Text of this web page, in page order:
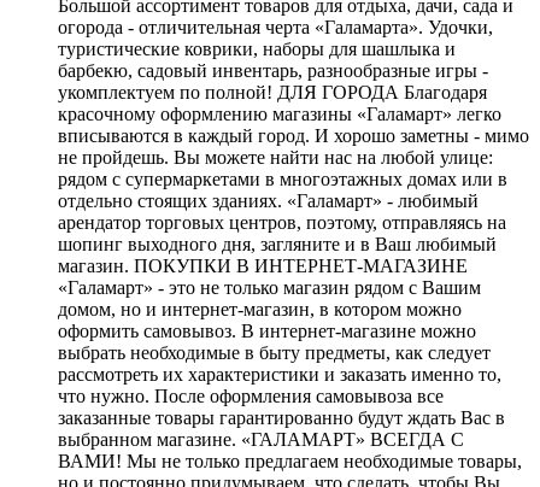
Большой ассортимент товаров для отдыха, дачи, сада и
огорода - отличительная черта «Галамарта». Удочки,
туристические коврики, наборы для шашлыка и
барбекю, садовый инвентарь, разнообразные игры -
укомплектуем по полной! ДЛЯ ГОРОДА Благодаря
красочному оформлению магазины «Галамарт» легко
вписываются в каждый город. И хорошо заметны - мимо
не пройдешь. Вы можете найти нас на любой улице:
рядом с супермаркетами в многоэтажных домах или в
отдельно стоящих зданиях. «Галамарт» - любимый
арендатор торговых центров, поэтому, отправляясь на
шопинг выходного дня, загляните и в Ваш любимый
магазин. ПОКУПКИ В ИНТЕРНЕТ-МАГАЗИНЕ
«Галамарт» - это не только магазин рядом с Вашим
домом, но и интернет-магазин, в котором можно
оформить самовывоз. В интернет-магазине можно
выбрать необходимые в быту предметы, как следует
рассмотреть их характеристики и заказать именно то,
что нужно. После оформления самовывоза все
заказанные товары гарантированно будут ждать Вас в
выбранном магазине. «ГАЛАМАРТ» ВСЕГДА С
ВАМИ! Мы не только предлагаем необходимые товары,
но и постоянно придумываем, что сделать, чтобы Вы